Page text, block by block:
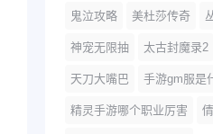
鬼泣攻略 美杜莎传奇
神宠无限抽 太古封魔录2
天刀大嘴巴 手游gm服是
精灵手游哪个职业厉害